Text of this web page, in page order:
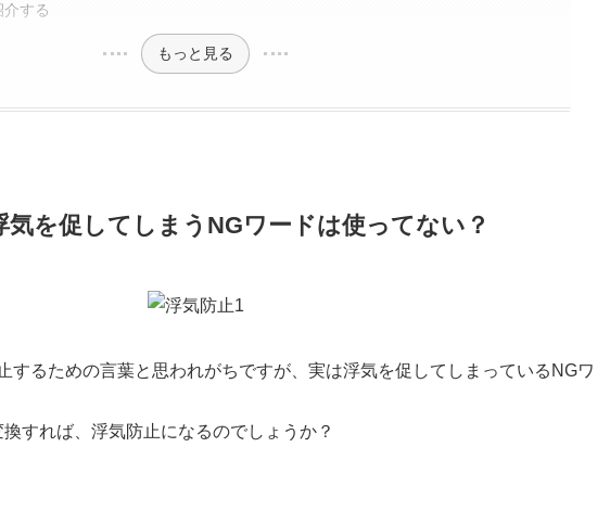
する
もっと見る
気を促してしまうNGワードは使ってない？
するための言葉と思われがちですが、実は浮気を促してしまっているNGワ
すれば、浮気防止になるのでしょうか？